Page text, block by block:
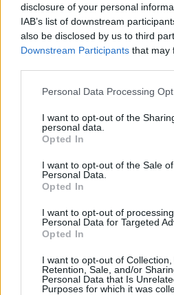
disclosure of your personal
IAB’s list of downstream
also be disclosed by us to third
Downstream Participants that may
Please note that this website/app
not limited to your visit or usage
grant or deny consent to Google
use your data for below specified
consent section.
Personal Data Processing
I want to opt-out of the
personal data.
Opted In
I want to opt-out of the Sale
Personal Data.
Opted In
I want to opt-out of
Personal Data for Targeted
Opted In
I want to opt-out of Collection,
Retention, Sale, and/or
Personal Data that Is
Purposes for which it was
#DRÁGA ÖRÖKÖSÖK #
#EMLÉKEZETES PILLANATOK #
#
Népszerű